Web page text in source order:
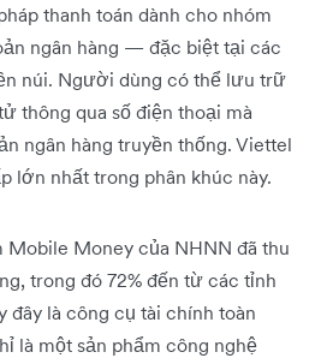
thanh toán dành cho nhóm
ngân hàng — đặc biệt tại các
núi. Người dùng có thể lưu trữ
thông qua số điện thoại mà
ngân hàng truyền thống. Viettel
lớn nhất trong phân khúc này.
Money của NHNN đã thu
trong đó 72% đến từ các tỉnh
đây là công cụ tài chính toàn
là một sản phẩm công nghệ